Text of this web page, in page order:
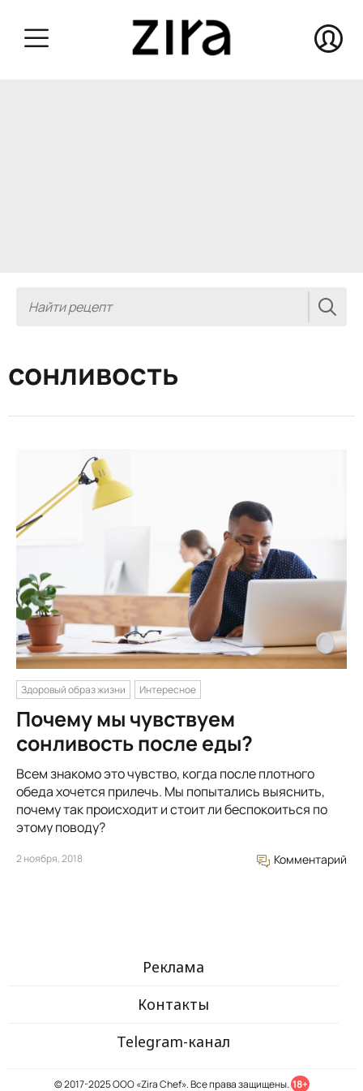
сонливость
Здоровый образ жизни Интересное
Почему мы чувствуем
сонливость после еды?
Всем знакомо это чувство, когда после плотного
обеда хочется прилечь. Мы попытались выяснить,
почему так происходит и стоит ли беспокоиться по
этому поводу?
2 ноября, 2018 Комментарий
Реклама
Контакты
Telegram-канал
© 2017-2025 ООО «Zira Chef». Все права защищены. 18+